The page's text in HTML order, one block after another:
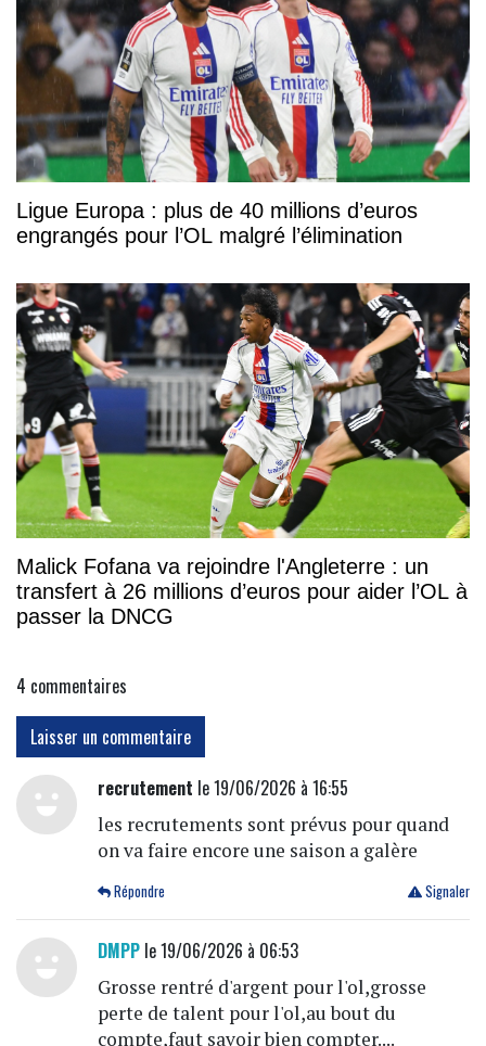
Ligue Europa : plus de 40 millions d’euros
engrangés pour l’OL malgré l’élimination
Malick Fofana va rejoindre l'Angleterre : un
transfert à 26 millions d’euros pour aider l’OL à
passer la DNCG
4 commentaires
Laisser un commentaire
recrutement le 19/06/2026 à 16:55
les recrutements sont prévus pour quand
on va faire encore une saison a galère
Signaler
Répondre
DMPPle 19/06/2026 à 06:53
Grosse rentré d'argent pour l'ol,grosse
perte de talent pour l'ol,au bout du
compte,faut savoir bien compter....